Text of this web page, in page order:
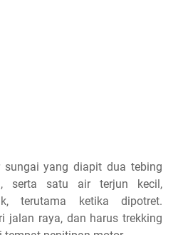
sungai yang diapit dua tebing
serta satu air terjun kecil,
terutama ketika dipotret.
jalan raya, dan harus trekking